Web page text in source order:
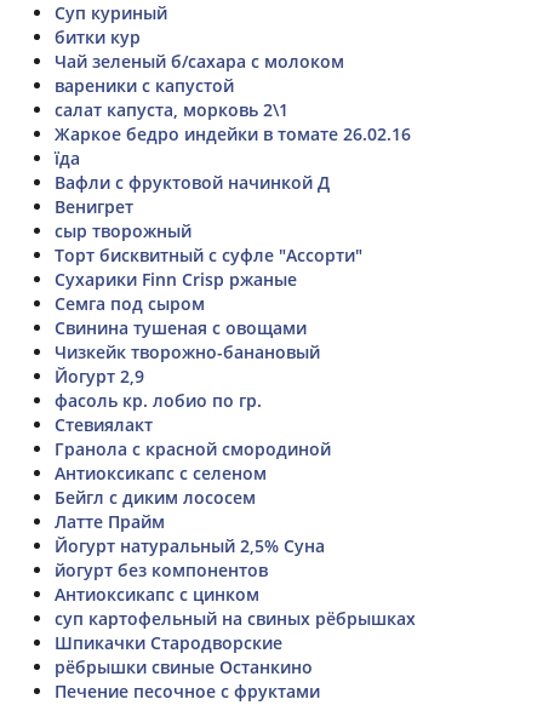
Суп куриный
битки кур
Чай зеленый б/сахара с молоком
вареники с капустой
салат капуста, морковь 2\1
Жаркое бедро индейки в томате 26.02.16
їда
Вафли с фруктовой начинкой Д
Венигрет
сыр творожный
Торт бисквитный с суфле "Ассорти"
Сухарики Finn Crisp ржаные
Семга под сыром
Свинина тушеная с овощами
Чизкейк творожно-банановый
Йогурт 2,9
фасоль кр. лобио по гр.
Стевиялакт
Гранола с красной смородиной
Антиоксикапс с селеном
Бейгл с диким лососем
Латте Прайм
Йогурт натуральный 2,5% Суна
йогурт без компонентов
Антиоксикапс с цинком
суп картофельный на свиных рёбрышках
Шпикачки Стародворские
рёбрышки свиные Останкино
Печение песочное с фруктами